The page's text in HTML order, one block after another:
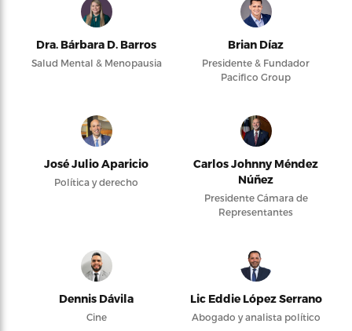
Dra. Bárbara D. Barros
Salud Mental & Menopausia
Brian Díaz
Presidente & Fundador
Pacifico Group
José Julio Aparicio
Política y derecho
Carlos Johnny Méndez
Núñez
Presidente Cámara de
Representantes
Dennis Dávila
Cine
Lic Eddie López Serrano
Abogado y analista político